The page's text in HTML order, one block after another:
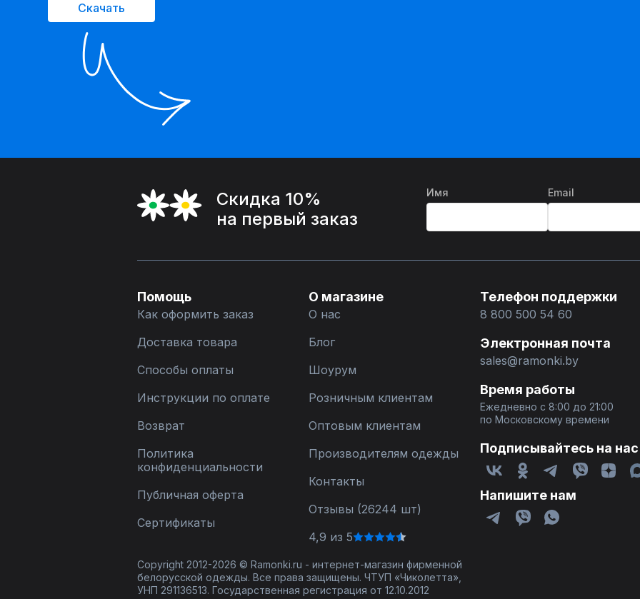
Скачать
Скидка 10%
на первый заказ
Имя Email
Помощь
Как оформить заказ
Доставка товара
Способы оплаты
Инструкции по оплате
Возврат
Политика
конфиденциальности
Публичная оферта
Сертификаты
О магазине
О нас
Блог
Шоурум
Розничным клиентам
Оптовым клиентам
Производителям одежды
Контакты
Отзывы (26244 шт)
4,9 из 5
Телефон поддержки
8 800 500 54 60
Электронная почта
sales@ramonki.by
Время работы
Ежедневно с 8:00 до 21:00
по Московскому времени
Подписывайтесь на нас
Напишите нам
Copyright 2012-2026 © Ramonki.ru - интернет-магазин фирменной
белорусской одежды. Все права защищены. ЧТУП «Чиколетта»,
УНП 291136513. Государственная регистрация от 12.10.2012